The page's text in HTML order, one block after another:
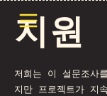
메뉴 열기
지원
저희는 이 설문조사
지만 프로젝트가 지